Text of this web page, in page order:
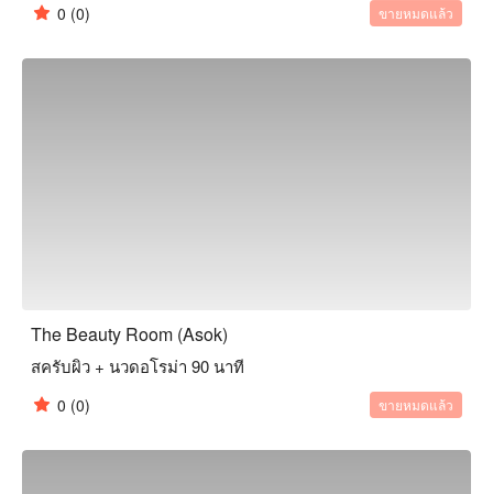
0 (0) ขายหมดแล้ว
The Beauty Room (Asok)
สครับผิว + นวดอโรม่า 90 นาที
0 (0) ขายหมดแล้ว